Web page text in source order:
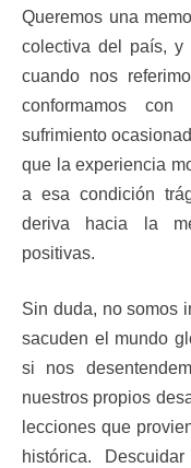
Queremos una
colectiva del país, y
cuando nos
conformamos
sufrimiento
que la experiencia
a esa condición
deriva hacia la
positivas.
Sin duda, no somos
sacuden el mundo
si nos
nuestros propios
lecciones que
histórica.